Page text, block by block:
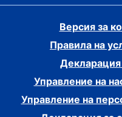
Версия за
Правила на
Декларация
Управление на
Управление на